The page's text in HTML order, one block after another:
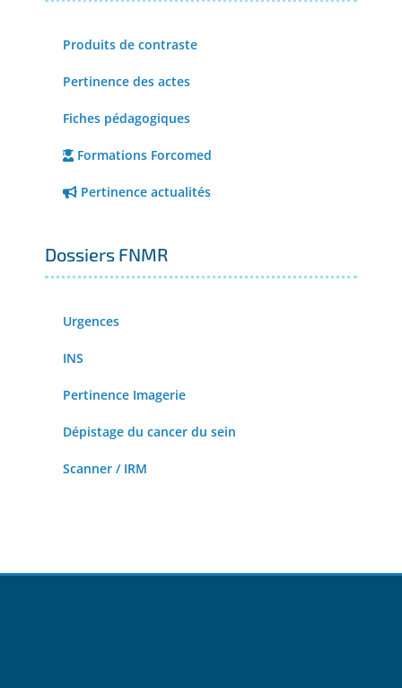
Produits de contraste
Pertinence des actes
Fiches pédagogiques
Formations Forcomed
Pertinence actualités
Dossiers FNMR
Urgences
INS
Pertinence Imagerie
Dépistage du cancer du sein
Scanner / IRM